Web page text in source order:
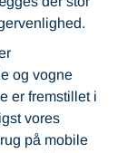
og vogne
er fremstillet i
vores
på mobile